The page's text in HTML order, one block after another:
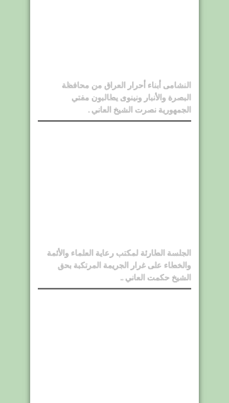
النشامى أبناء أحرار العراق من محافظة
البصرة والأنبار ونينوى يطالبون مفتي
الجمهورية نصرت الشيخ العاني .
الجلسة الطارئة لمكتب رعاية العلماء والأئمة
والخطاء على غرار الجريمة المرتكبة بحق
الشيخ حكمت العاني ..